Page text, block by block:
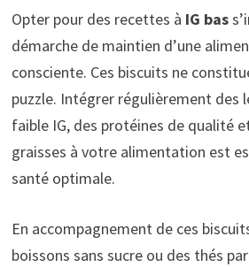
Opter pour des recettes à IG bas
démarche de maintien d’une
consciente. Ces biscuits ne
puzzle. Intégrer régulièrement des
faible IG, des protéines de qualité
graisses à votre alimentation est
santé optimale.
En accompagnement de ces
boissons sans sucre ou des thés